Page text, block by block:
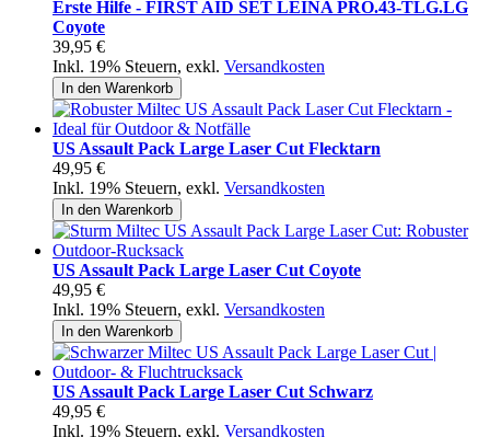
Erste Hilfe - FIRST AID SET LEINA PRO.43-TLG.LG
Coyote
39,95 €
Inkl. 19% Steuern, exkl. Versandkosten
In den Warenkorb
US Assault Pack Large Laser Cut Flecktarn
49,95 €
Inkl. 19% Steuern, exkl. Versandkosten
In den Warenkorb
US Assault Pack Large Laser Cut Coyote
49,95 €
Inkl. 19% Steuern, exkl. Versandkosten
In den Warenkorb
US Assault Pack Large Laser Cut Schwarz
49,95 €
Inkl. 19% Steuern, exkl. Versandkosten